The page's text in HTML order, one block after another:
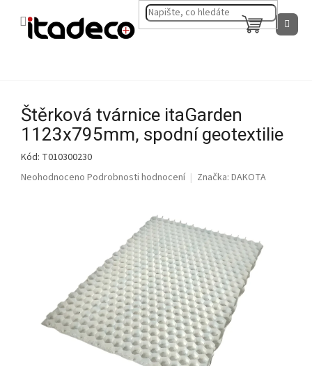
NÁKUPNÍ
KOŠÍK
Štěrková tvárnice itaGarden
1123x795mm, spodní geotextilie
Kód: T010300230
Průměrné
Neohodnoceno Podrobnosti hodnocení Značka: DAKOTA